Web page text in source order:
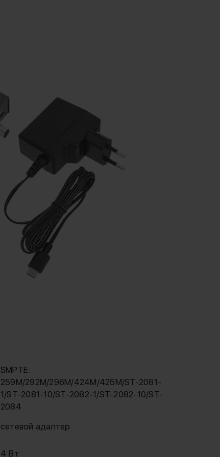
SMPTE:
259M/292M/296M/424M/425M/ST-2081-
1/ST-2081-10/ST-2082-1/ST-2082-10/ST-
2084
сетевой адаптер
4 Вт